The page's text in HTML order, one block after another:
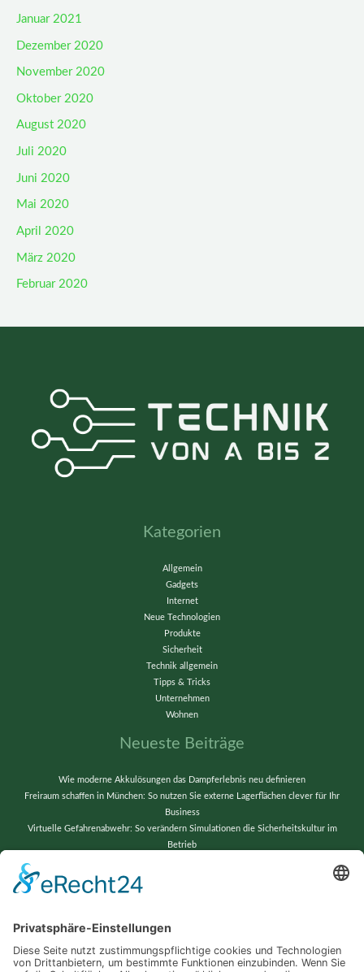
Januar 2021
Dezember 2020
November 2020
Oktober 2020
August 2020
Juli 2020
Juni 2020
Mai 2020
April 2020
März 2020
Februar 2020
Kategorien
Allgemein
Gadgets
Internet
Neue Technologien
Produkte
Sicherheit
Technik allgemein
Tipps & Tricks
Unternehmen
Wohnen
Neueste Beiträge
Wie moderne Akkulösungen das Dampferlebnis neu definieren
Freiraum schaffen in München: So nutzen Sie externe Lagerflächen clever für Ihr
Business
Virtuelle Gefahrenabwehr: So verändern Simulationen die Sicherheitskultur im
Betrieb
Wenn alte Bänder neu erstrahlen: Techniktricks für gestochen scharfe Videos und
Schlagwörter
Automatisierung Barrierefreiheit Computer Dropshipping Erfolg
Garten